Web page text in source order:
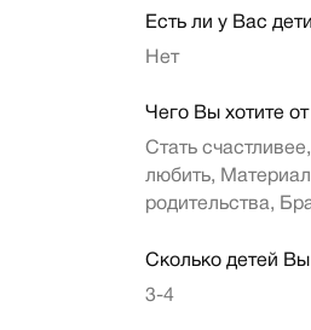
Есть ли у Вас
Нет
Чего Вы хотите
Стать
любить,
родительства,
Сколько детей
3-4